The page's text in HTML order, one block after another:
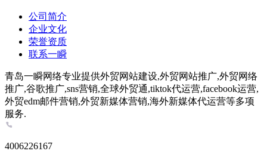
公司简介
企业文化
荣誉资质
联系一瞬
青岛一瞬网络专业提供外贸网站建设,外贸网站推广,外贸网络
推广,谷歌推广,sns营销,全球外贸通,tiktok代运营,facebook运营,
外贸edm邮件营销,外贸新媒体营销,海外新媒体代运营等多项
服务.
4006226167